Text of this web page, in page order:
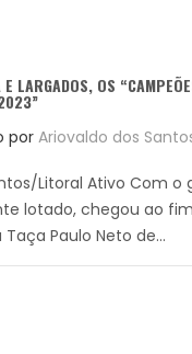
E LARGADOS, OS
porAriovaldo dos
Litoral Ativo Com
lotado, chegou ao
Paulo Neto de...